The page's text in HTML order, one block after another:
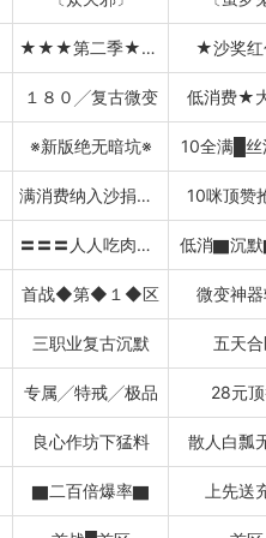
★★★第二季★★★ ★沙奖
１８０╱复古微变 低消费★
※新版绝无暗坑※ 10全满█丝
满消费纳入沙捐▇▇▇▇▇ 10咪顶赞
〓〓〓人人吃肉〓〓〓 低消▇沉
首战◆第◆１◆区 微变神
三职业复古沉默 五天
专属╱特戒╱极品 28元
良心作坊下猛料 散人白瓢
▇二百倍爆率▇ 上先送